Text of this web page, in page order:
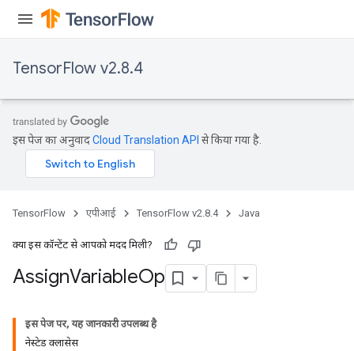
TensorFlow v2.8.4
इस पेज का अनुवादCloud Translation API से किया गया है.
TensorFlow एपीआई TensorFlow v2.8.4 Java
क्या इस कॉन्टेंट से आपको मदद मिली?
AssignVariableOp
इस पेज पर, यह जानकारी उपलब्ध है
नेस्टेड क्लासेस